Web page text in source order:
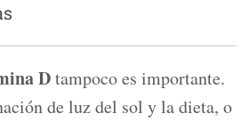
Dtampoco es importante.
de luz del sol y la dieta, o